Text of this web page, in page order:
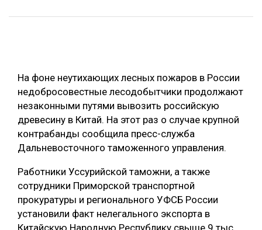
ЛЕСОЗАГОТОВКА
БИОЭНЕРГЕТИКА
ЛЕСОВОССТАНОВЛЕНИЕ И ЗАЩИТА
ЛОГИСТИКА
ПРОИЗВОДСТВО ДРЕВЕСНЫХ ПЛИТ
КОМПЛЕКСНАЯ ПЕРЕРАБОТКА
ЛЕСОПИЛЕНИЕ
ПОДБОРКИ СТАТЕЙ
На фоне неутихающих лесных пожаров в России
недобросовестные лесодобытчики продолжают
незаконными путями вывозить российскую
древесину в Китай. На этот раз о случае крупной
контрабанды сообщила пресс-служба
Дальневосточного таможенного управления.
Работники Уссурийской таможни, а также
сотрудники Приморской транспортной
прокуратуры и регионального УФСБ России
установили факт нелегального экспорта в